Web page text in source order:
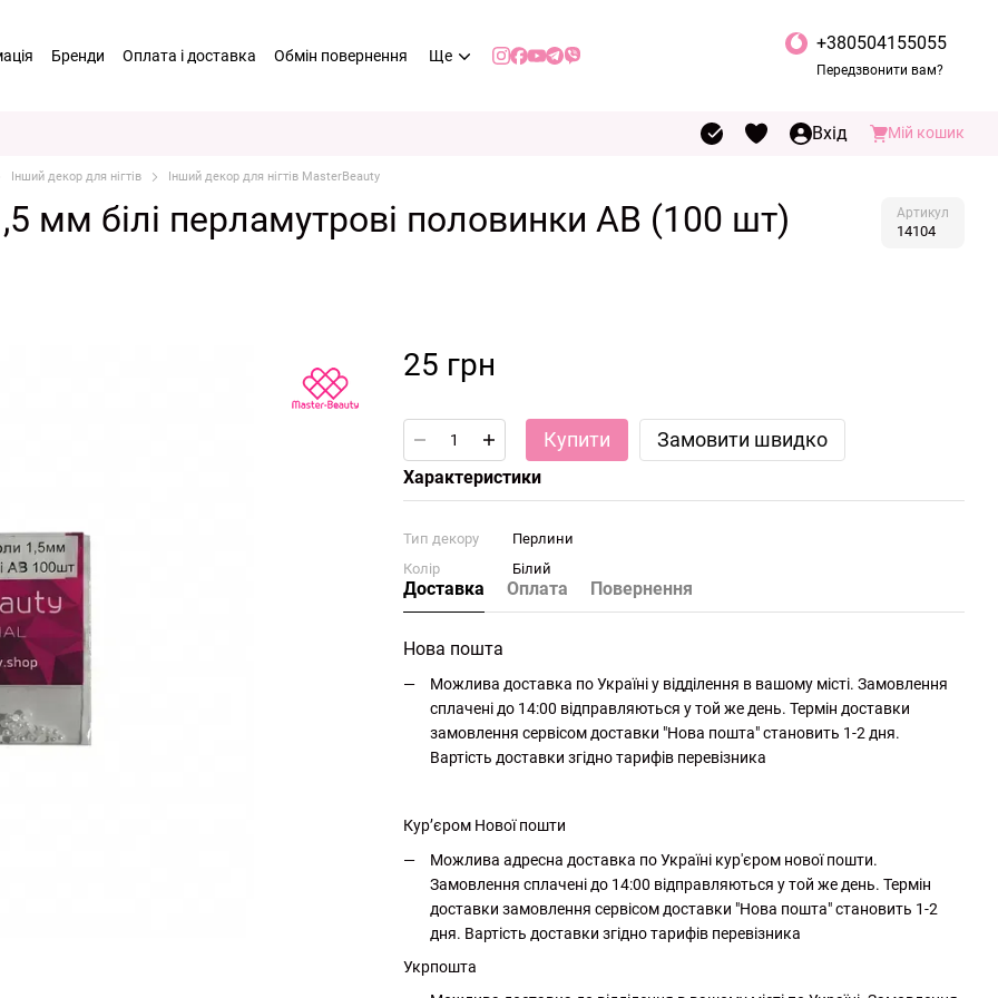
Бренди Оплата і доставка Обмін повернення Ще
+380504155055
Передзвонити вам?
Вхід Мій кошик
Інший декор для нігтів Інший декор для нігтів MasterBeauty
мм білі перламутрові половинки АВ (100 шт) Артикул
14104
25 грн
Купити Замовити швидко
Характеристики
Тип декору
Перлини
Колір
Білий
Доставка Оплата Повернення
Нова пошта
Можлива доставка по Україні у відділення в вашому місті. Замовлення
сплачені до 14:00 відправляються у той же день. Термін доставки
замовлення сервісом доставки "Нова пошта" становить 1-2 дня.
Вартість доставки згідно тарифів перевізника
Кур’єром Нової пошти
Можлива адресна доставка по Україні кур'єром нової пошти.
Замовлення сплачені до 14:00 відправляються у той же день. Термін
доставки замовлення сервісом доставки "Нова пошта" становить 1-2
дня. Вартість доставки згідно тарифів перевізника
Укрпошта